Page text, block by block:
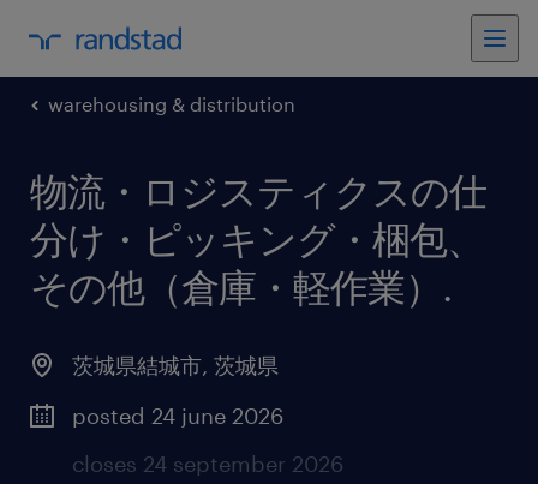
warehousing & distribution
物流・ロジスティクスの仕
分け・ピッキング・梱包、
その他（倉庫・軽作業） .
茨城県結城市, 茨城県
posted 24 june 2026
closes 24 september 2026